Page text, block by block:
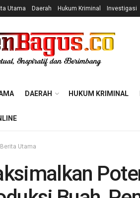
Utama Daerah Hukum Kriminal Investigasi
DAERAH HUKUM KRIMINAL
Berita Utama